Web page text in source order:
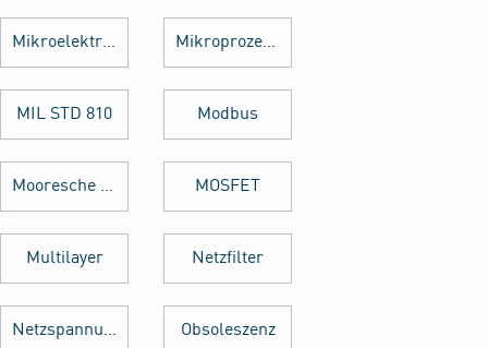
Mikroelektronik Mikroprozessor
MIL STD 810 Modbus
Mooresche Gesetz MOSFET
Multilayer Netzfilter
Netzspannung Obsoleszenz